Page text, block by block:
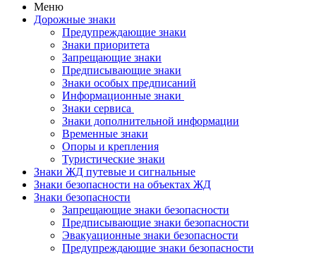
Меню
Дорожные знаки
Предупреждающие знаки
Знаки приоритета
Запрещающие знаки
Предписывающие знаки
Знаки особых предписаний
Информационные знаки
Знаки сервиса
Знаки дополнительной информации
Временные знаки
Опоры и крепления
Туристические знаки
Знаки ЖД путевые и сигнальные
Знаки безопасности на объектах ЖД
Знаки безопасности
Запрещающие знаки безопасности
Предписывающие знаки безопасности
Эвакуационные знаки безопасности
Предупреждающие знаки безопасности